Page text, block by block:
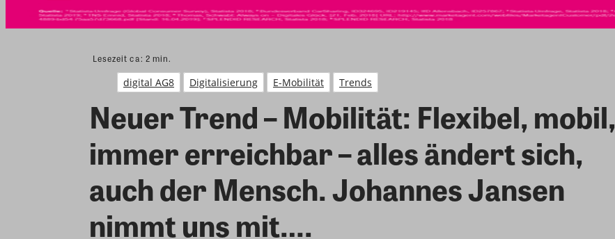
Lesezeit ca: 2 min.
digital AG8 Digitalisierung E-Mobilität Trends
Neuer Trend – Mobilität: Flexibel, mobil,
immer erreichbar – alles ändert sich,
auch der Mensch. Johannes Jansen
nimmt uns mit….